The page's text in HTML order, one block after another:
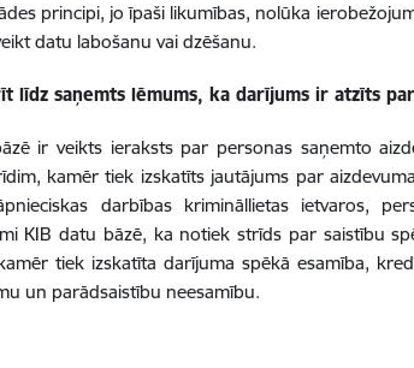
principi, jo īpaši likumības, nolūka
datu labošanu vai dzēšanu.
līdz saņemts lēmums, ka darījums ir atzīts
ir veikts ieraksts par personas saņemto
kamēr tiek izskatīts jautājums par
darbības krimināllietas ietvaros,
KIB datu bāzē, ka notiek strīds par saistību
tiek izskatīta darījuma spēkā esamība,
un parādsaistību neesamību.